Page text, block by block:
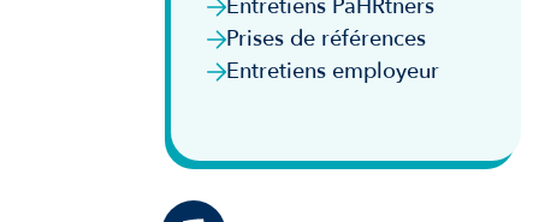
Entretiens PaHRtners
Prises de références
Entretiens employeur